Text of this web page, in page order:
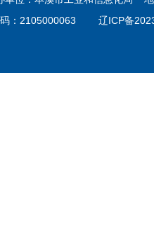
码：2105000063辽ICP备